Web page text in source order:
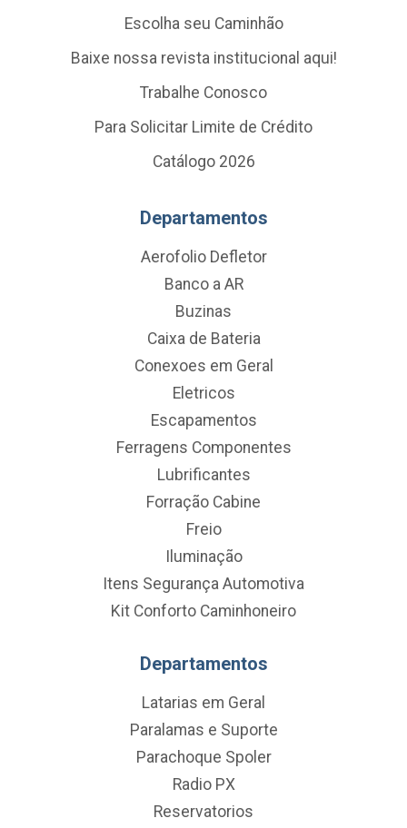
Escolha seu Caminhão
Baixe nossa revista institucional aqui!
Trabalhe Conosco
Para Solicitar Limite de Crédito
Catálogo 2026
Departamentos
Aerofolio Defletor
Banco a AR
Buzinas
Caixa de Bateria
Conexoes em Geral
Eletricos
Escapamentos
Ferragens Componentes
Lubrificantes
Forração Cabine
Freio
Iluminação
Itens Segurança Automotiva
Kit Conforto Caminhoneiro
Departamentos
Latarias em Geral
Paralamas e Suporte
Parachoque Spoler
Radio PX
Reservatorios